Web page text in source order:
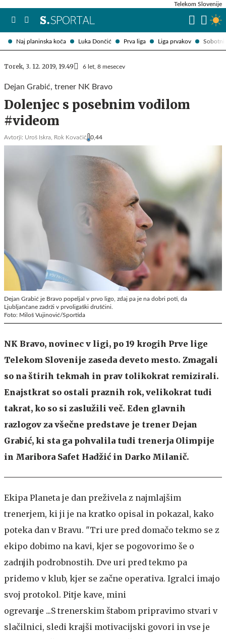
Naj planinska koča Luka Dončić Prva liga Liga prvakov Sobotni
Telekom Slovenije
Torek, 3. 12. 2019, 19.49 6 let, 8 mesecev
Dejan Grabić, trener NK Bravo
Dolenjec s posebnim vodilom
#videom
Avtorji: Uroš Iskra, Rok Kovačič 0,44
Dejan Grabić je Bravo popeljal v prvo ligo, zdaj pa je na dobri poti, da
Ljubljančane zadrži v prvoligaški druščini.
Foto: Miloš Vujinović/Sportida
NK Bravo, novinec v ligi, po 19 krogih Prve lige
Telekom Slovenije zaseda deveto mesto. Zmagali
so na štirih tekmah in prav tolikokrat remizirali.
Enajstkrat so ostali praznih rok, velikokrat tudi
takrat, ko so si zaslužili več. Eden glavnih
razlogov za všečne predstave je trener Dejan
Grabić, ki sta ga pohvalila tudi trenerja Olimpije
in Maribora Safet Hadžić in Darko Milanič.
Ekipa Planeta je dan preživela z najmlajšim
trenerjem, ki ji je na kratko opisal in pokazal, kako
poteka dan v Bravu. "Tri ure pred domačo tekmo se z
ekipo dobimo na kavi, kjer se pogovorimo še o
zadnjih podrobnostih. Dve uri pred tekmo pa
pridemo v klub, kjer se začne operativa. Igralci imajo
svoj protokol. Pitje kave, mini
ogrevanje ...S trenerskim štabom pripravimo stvari v
slačilnici, sledi krajši motivacijski govori in vse je